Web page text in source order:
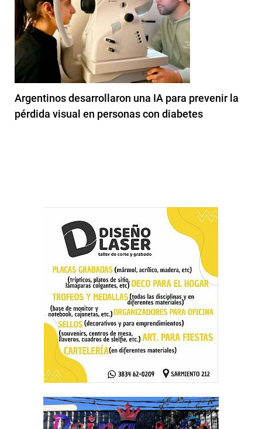
Argentinos desarrollaron una IA para prevenir la
pérdida visual en personas con diabetes